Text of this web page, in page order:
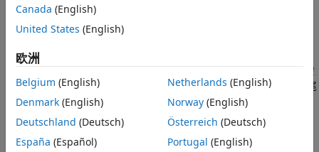
输入参量
输出参量
扩展功能
版本历史记录
token = strtok(
符，并在token中返回部分或全部文本。首先，
包括直到下一个空白字符前（不包括该空白字符）的所有字符。
在 中返回这一部分文本。如果
找不到任何空
白作为分隔符，则
包括直到str结束的所有字符，包括结尾
字符。
示例
Canada (English)
United States (English)
欧洲
Belgium (English)
Denmark (English)
Deutschland (Deutsch)
España (Español)
Netherlands (English)
Norway(English)
Österreich (Deutsch)
Portugal (English)